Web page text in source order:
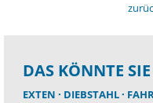
DAS KÖNNTE
EXTEN DIEBSTAHL